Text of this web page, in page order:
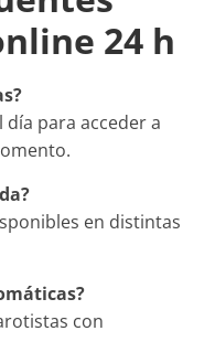
24 h
para acceder a
en distintas
con